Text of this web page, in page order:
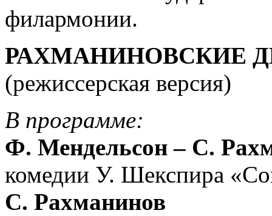
филармонии.
РАХМАНИНОВСКИЕ
(режиссерская версия)
В программе:
Ф. Мендельсон – С.
комедии У. Шекспира
С. Рахманинов